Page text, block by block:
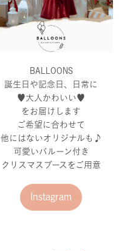
BALLOONS
誕生日や記念日、日常に
♥大人かわいい♥
をお届けします
ご希望に合わせて
他にはないオリジナルも♪
可愛いバルーン付き
クリスマスブースをご用意
Instagram